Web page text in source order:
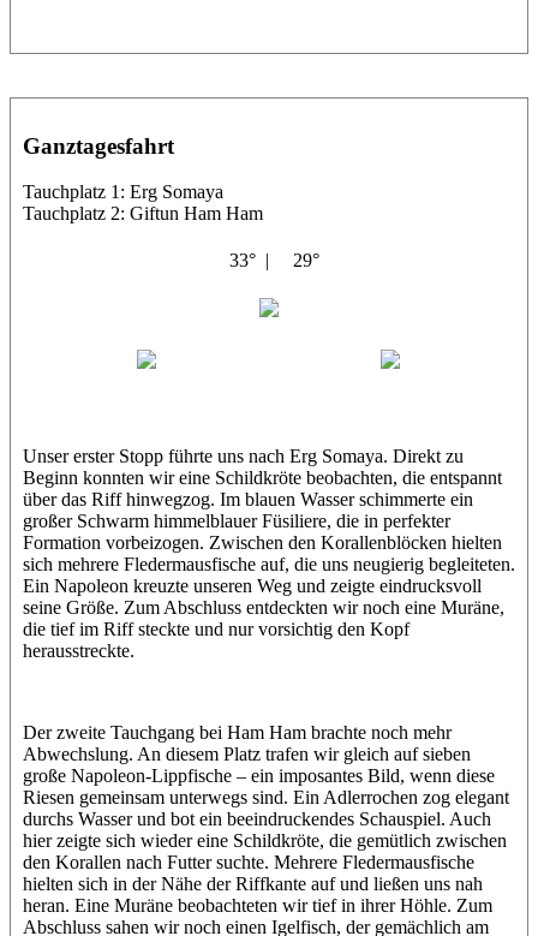
Ganztagesfahrt
Tauchplatz 1: Erg Somaya
Tauchplatz 2: Giftun Ham Ham
33° | 29°
Unser erster Stopp führte uns nach Erg Somaya. Direkt zu
Beginn konnten wir eine Schildkröte beobachten, die entspannt
über das Riff hinwegzog. Im blauen Wasser schimmerte ein
großer Schwarm himmelblauer Füsiliere, die in perfekter
Formation vorbeizogen. Zwischen den Korallenblöcken hielten
sich mehrere Fledermausfische auf, die uns neugierig begleiteten.
Ein Napoleon kreuzte unseren Weg und zeigte eindrucksvoll
seine Größe. Zum Abschluss entdeckten wir noch eine Muräne,
die tief im Riff steckte und nur vorsichtig den Kopf
herausstreckte.
Der zweite Tauchgang bei Ham Ham brachte noch mehr
Abwechslung. An diesem Platz trafen wir gleich auf sieben
große Napoleon-Lippfische – ein imposantes Bild, wenn diese
Riesen gemeinsam unterwegs sind. Ein Adlerrochen zog elegant
durchs Wasser und bot ein beeindruckendes Schauspiel. Auch
hier zeigte sich wieder eine Schildkröte, die gemütlich zwischen
den Korallen nach Futter suchte. Mehrere Fledermausfische
hielten sich in der Nähe der Riffkante auf und ließen uns nah
heran. Eine Muräne beobachteten wir tief in ihrer Höhle. Zum
Abschluss sahen wir noch einen Igelfisch, der gemächlich am